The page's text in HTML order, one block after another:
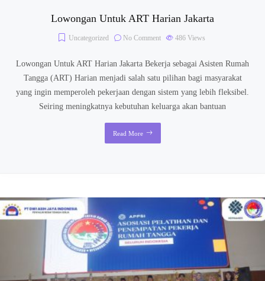
Lowongan Untuk ART Harian Jakarta
Uncategorized No Comment 486 Views
Lowongan Untuk ART Harian Jakarta Bekerja sebagai Asisten Rumah
Tangga (ART) Harian menjadi salah satu pilihan bagi masyarakat
yang ingin memperoleh pekerjaan dengan sistem yang lebih fleksibel.
Seiring meningkatnya kebutuhan keluarga akan bantuan
Read More